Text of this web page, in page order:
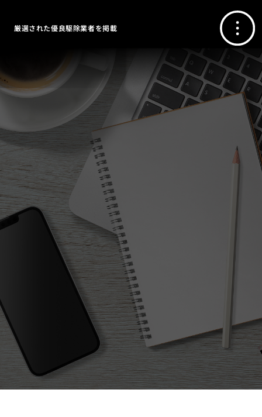
厳選された優良駆除業者を掲載